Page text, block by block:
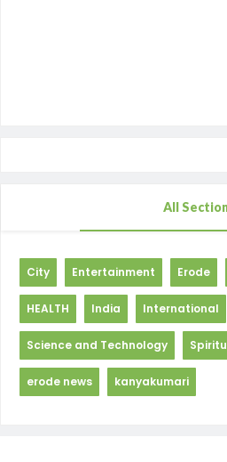
All
City Entertainment Erode
HEALTH India International
Science and Technology
erode news kanyakumari